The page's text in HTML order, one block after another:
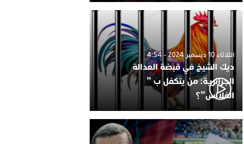
الثلاثاء 10 ديسمبر 2024 - 4:54
ديك الشيخ في قبضة العدالة
الجزائرية: من يتكفل ب ”
الفلالس”؟